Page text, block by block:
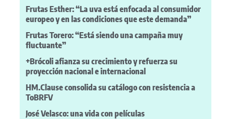
Frutas Esther: “La uva está enfocada al consumidor
europeo y en las condiciones que este demanda”
Frutas Torero: “Está siendo una campaña muy
fluctuante”
+Brócoli afianza su crecimiento y refuerza su
proyección nacional e internacional
HM.Clause consolida su catálogo con resistencia a
ToBRFV
José Velasco: una vida con películas